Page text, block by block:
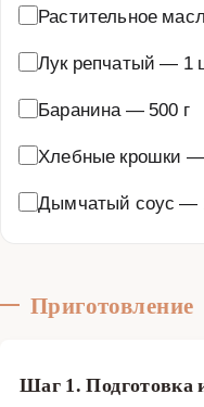
Растительное
Лук репчатый — 1
Баранина — 500 г
Хлебные крошки —
Дымчатый соус —
Приготовление
Шаг 1. Подготовка